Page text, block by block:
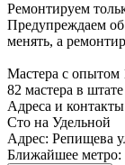
Ремонтируем
Предупреждаем
менять, а
Мастера с опытом
82 мастера в
Адреса и
Сто на Удельной
Адрес: Репищева
Ближайшее метро: